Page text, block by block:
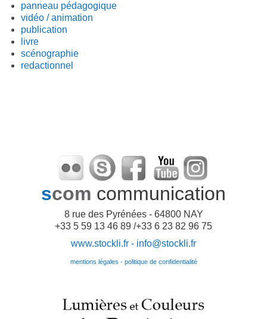
panneau pédagogique
vidéo / animation
publication
livre
scénographie
redactionnel
scom communication
8 rue des Pyrénées - 64800 NAY
+33 5 59 13 46 89 /+33 6 23 82 96 75
www.stockli.fr - info@stockli.fr
mentions légales - politique de confidentialité